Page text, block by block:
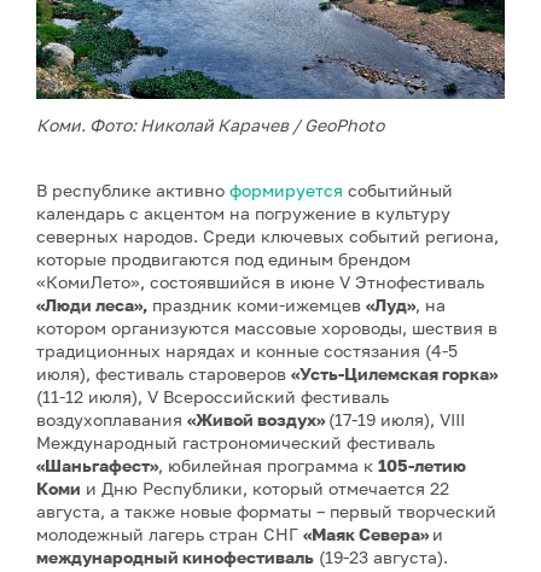
Коми. Фото: Николай Карачев / GeoPhoto
В республике активно формируется событийный
календарь с акцентом на погружение в культуру
северных народов. Среди ключевых событий региона,
которые продвигаются под единым брендом
«КомиЛето», состоявшийся в июне V Этнофестиваль
«Люди леса», праздник коми-ижемцев «Луд», на
котором организуются массовые хороводы, шествия в
традиционных нарядах и конные состязания (4-5
июля), фестиваль староверов «Усть-Цилемская горка»
(11-12 июля), V Всероссийский фестиваль
воздухоплавания «Живой воздух»(17-19 июля), VIII
Международный гастрономический фестиваль
«Шаньгафест», юбилейная программа к 105-летию
Коми и Дню Республики, который отмечается 22
августа, а также новые форматы – первый творческий
молодежный лагерь стран СНГ «Маяк Севера»и
международный кинофестиваль (19-23 августа).